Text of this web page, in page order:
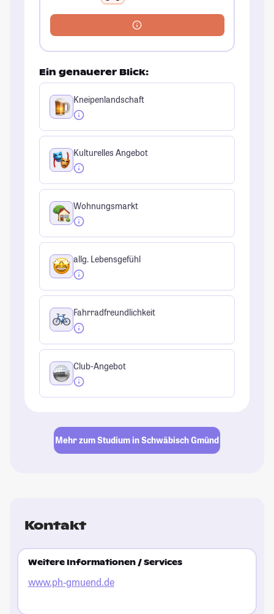
Ein genauerer Blick:
Kneipenlandschaft
Kulturelles Angebot
Wohnungsmarkt
allg. Lebensgefühl
Fahrradfreundlichkeit
Club-Angebot
Mehr zum Studium in Schwäbisch Gmünd
Kontakt
Weitere Informationen / Services
www.ph-gmuend.de